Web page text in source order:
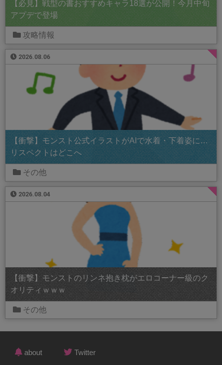
【必見】戦型の書おすすめキャラ18選が公開！今月中旬
アプデで登場
攻略情報
2026.08.06
【衝撃】モンスト公式イラストがAIで水着・下着姿に…
リスペクトはどこへ
その他
2026.08.04
【衝撃】モンストのリンネ抱き枕がエロコーナー級のク
オリティｗｗｗ
その他
about Twitter